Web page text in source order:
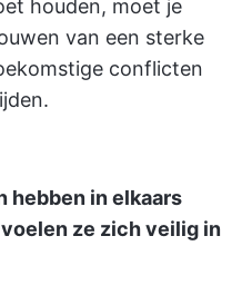
houden, moet je
van een sterke
conflicten
hebben in elkaars
ze zich veilig in